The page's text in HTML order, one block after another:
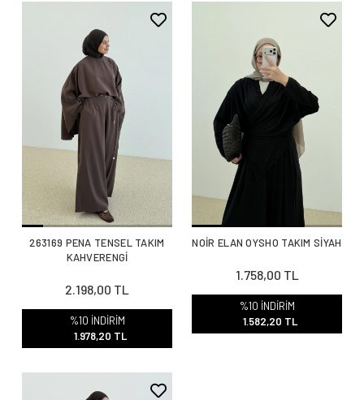
263169 PENA TENSEL TAKIM
KAHVERENGİ
2.198,00 TL
%10 İNDİRİM
1.978,20 TL
NOİR ELAN OYSHO TAKIM SİYAH
1.758,00 TL
%10 İNDİRİM
1.582,20 TL